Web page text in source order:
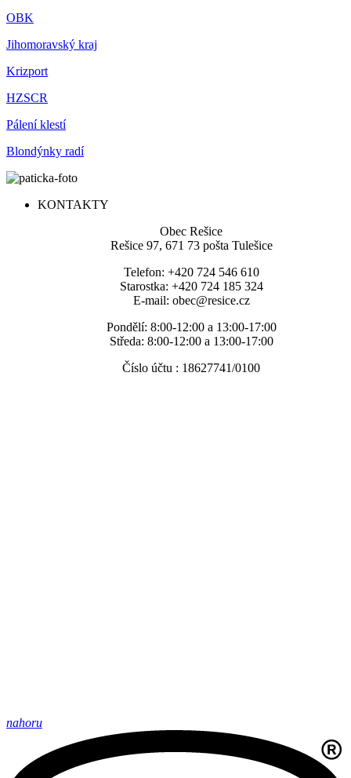
OBK
Jihomoravský kraj
Krizport
HZSCR
Pálení klestí
Blondýnky radí
KONTAKTY
Obec Rešice
Rešice 97, 671 73 pošta Tulešice
Telefon: +420 724 546 610
Starostka: +420 724 185 324
E-mail: obec@resice.cz
Pondělí: 8:00-12:00 a 13:00-17:00
Středa: 8:00-12:00 a 13:00-17:00
Číslo účtu : 18627741/0100
nahoru